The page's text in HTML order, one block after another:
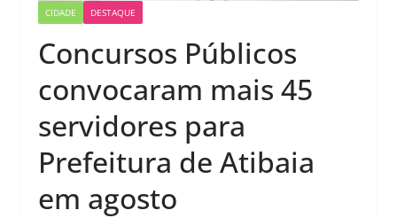
CIDADE DESTAQUE
Concursos Públicos
convocaram mais 45
servidores para
Prefeitura de Atibaia
em agosto